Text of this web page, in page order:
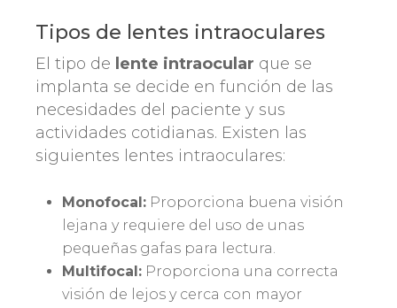
Tipos de lentes intraoculares
El tipo de lente intraocular que se
implanta se decide en función de las
necesidades del paciente y sus
actividades cotidianas. Existen las
siguientes lentes intraoculares:
Monofocal: Proporciona buena visión
lejana y requiere del uso de unas
pequeñas gafas para lectura.
Multifocal: Proporciona una correcta
visión de lejos y cerca con mayor